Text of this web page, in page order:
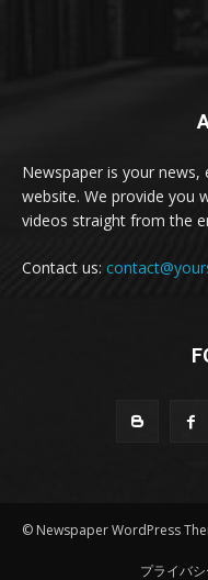
Newspaper is your
website. We provide you
videos straight from the
Contact us:
© Newspaper WordPress
プライバ